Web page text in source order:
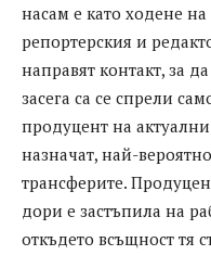
насам е като ходене
репортерския и
направят контакт, за
засега са се спрели
продуцент на
назначат, най-
трансферите.
дори е застъпила на
откъдето всъщност тя